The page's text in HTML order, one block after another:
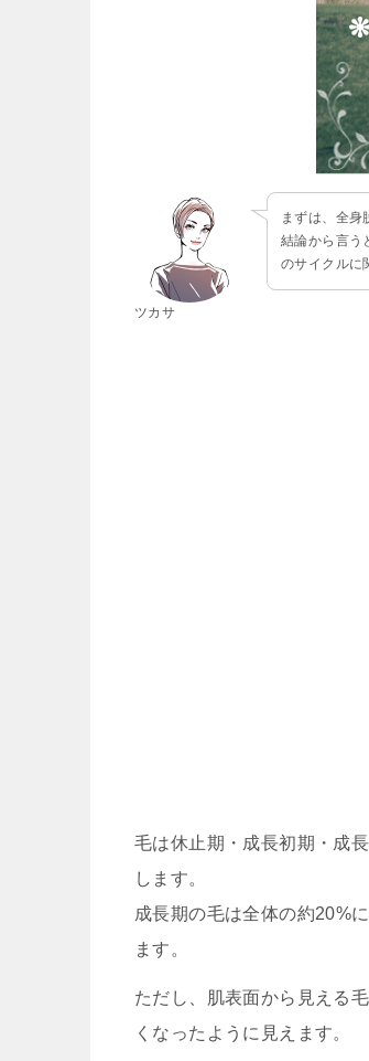
ツカサ
まずは、全身
結論から言う
のサイクルに
毛は休止期・成長初期・成
します。
成長期の毛は全体の約20%
ます。
ただし、肌表面から見える
くなったように見えます。